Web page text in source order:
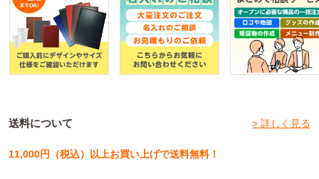
送料について > 詳しく見る
11,000円（税込）以上お買い上げで送料無料！